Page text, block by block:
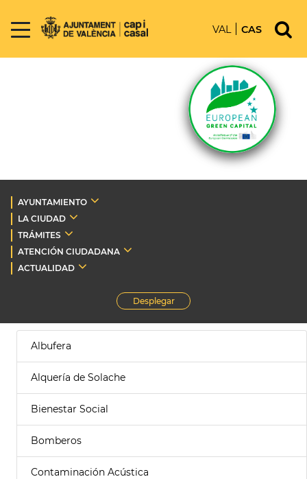
VAL CAS
AYUNTAMIENTO
LA CIUDAD
TRÁMITES
ATENCIÓN CIUDADANA
ACTUALIDAD
Desplegar
Albufera
Alquería de Solache
Bienestar Social
Bomberos
Contaminación Acústica